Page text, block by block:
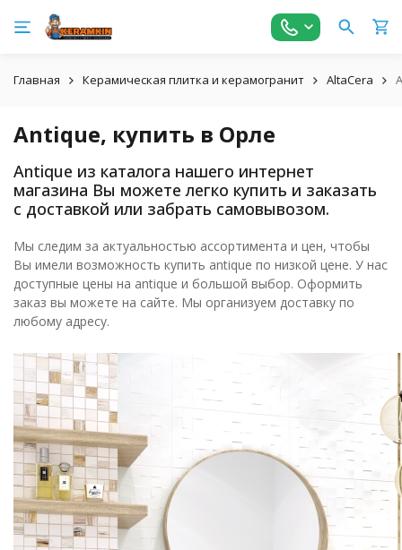
Главная Керамическая плитка и керамогранит AltaCera
Antique, купить в Орле
Antique из каталога нашего интернет
магазина Вы можете легко купить и заказать
с доставкой или забрать самовывозом.
Мы следим за актуальностью ассортимента и цен, чтобы
Вы имели возможность купить antique по низкой цене. У нас
доступные цены на antique и большой выбор. Оформить
заказ вы можете на сайте. Мы организуем доставку по
любому адресу.